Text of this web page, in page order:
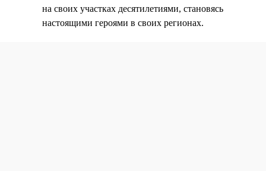
на своих участках десятилетиями, становясь
настоящими героями в своих регионах.